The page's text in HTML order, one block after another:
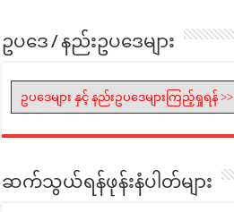
ဥပဒေ / နည်းဥပဒေများ
ဥပဒေများ နှင့် နည်းဥပဒေများကြည့်ရှုရန် >>
ဆက်သွယ်ရန်ဖုန်းနံပါတ်များ